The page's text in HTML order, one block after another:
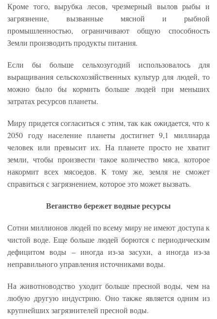
Кроме того, вырубка лесов, чрезмерный вылов рыбы и
загрязнение, вызванные мясной и рыбной
промышленностью, ограничивают общую способность
Земли производить продукты питания.
Если бы больше сельхозугодий использовалось для
выращивания сельскохозяйственных культур для людей, то
можно было бы кормить больше людей при меньших
затратах ресурсов планеты.
Миру придется согласиться с этим, так как ожидается, что к
2050 году население планеты достигнет 9,1 миллиарда
человек или превысит их. На планете просто не хватит
земли, чтобы произвести такое количество мяса, которое
накормит всех мясоедов. К тому же, земля не сможет
справиться с загрязнением, которое это может вызвать.
Веганство бережет водные ресурсы
Сотни миллионов людей по всему миру не имеют доступа к
чистой воде. Еще больше людей борются с периодическим
дефицитом воды – иногда из-за засухи, а иногда из-за
неправильного управления источниками воды.
На животноводство уходит больше пресной воды, чем на
любую другую индустрию. Оно также является одним из
крупнейших загрязнителей пресной воды.